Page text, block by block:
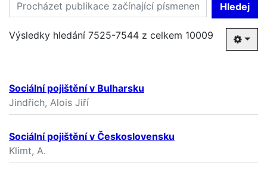
Hledej
Výsledky hledání 7525-7544 z celkem 10009
Sociální pojištění v Bulharsku
Jindřich, Alois Jiří
Sociální pojištění v Československu
Klimt, A.